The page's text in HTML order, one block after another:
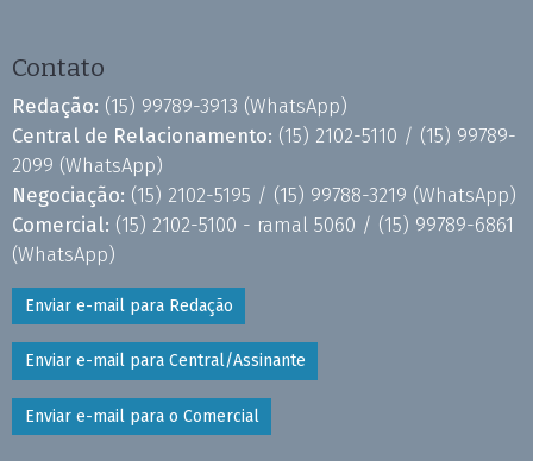
Contato
Redação: (15) 99789-3913 (WhatsApp)
Central de Relacionamento: (15) 2102-5110 / (15) 99789-
2099 (WhatsApp)
Negociação: (15) 2102-5195 / (15) 99788-3219 (WhatsApp)
Comercial: (15) 2102-5100 - ramal 5060 / (15) 99789-6861
(WhatsApp)
Enviar e-mail para Redação
Enviar e-mail para Central/Assinante
Enviar e-mail para o Comercial